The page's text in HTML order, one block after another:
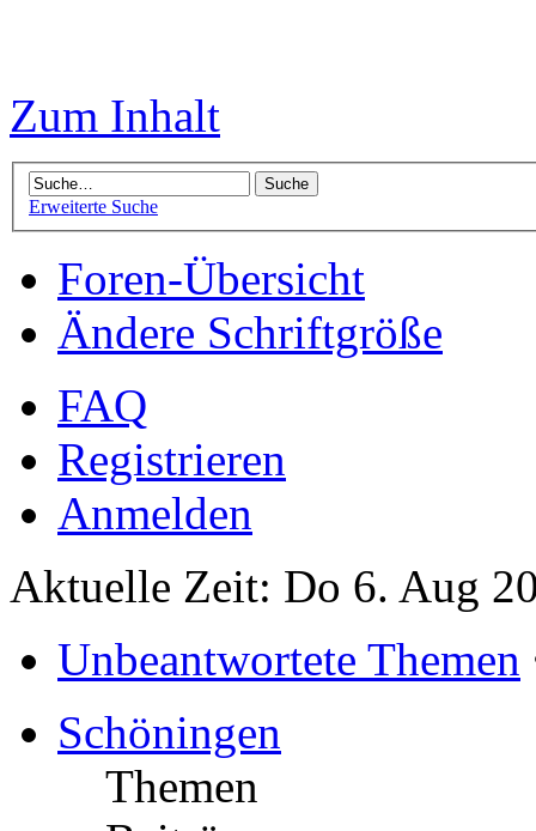
Zum Inhalt
Erweiterte Suche
Foren-Übersicht
Ändere Schriftgröße
FAQ
Registrieren
Anmelden
Aktuelle Zeit: Do 6. Aug
Unbeantwortete Themen
Schöningen
Themen